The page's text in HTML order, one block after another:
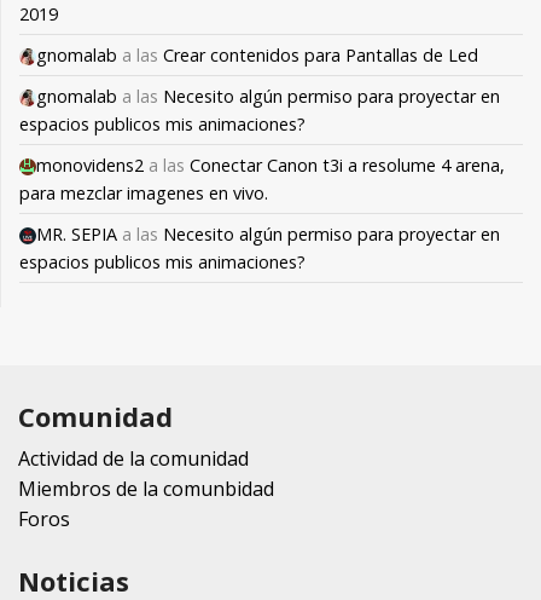
2019
gnomalab a las Crear contenidos para Pantallas de Led
gnomalab a las Necesito algún permiso para proyectar en
espacios publicos mis animaciones?
monovidens2 a las Conectar Canon t3i a resolume 4 arena,
para mezclar imagenes en vivo.
MR. SEPIA a las Necesito algún permiso para proyectar en
espacios publicos mis animaciones?
Comunidad
Actividad de la comunidad
Miembros de la comunbidad
Foros
Noticias